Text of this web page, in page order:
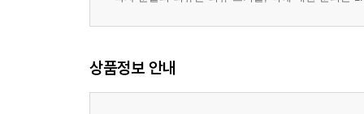
상품정보 안내